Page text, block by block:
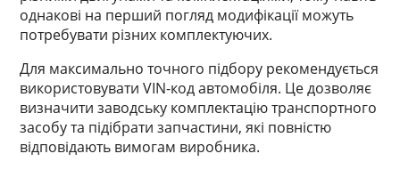
однакові на перший погляд модифікації можуть
потребувати різних комплектуючих.
Для максимально точного підбору рекомендується
використовувати VIN-код автомобіля. Це дозволяє
визначити заводську комплектацію транспортного
засобу та підібрати запчастини, які повністю
відповідають вимогам виробника.